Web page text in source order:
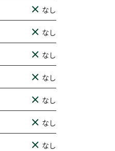
なし
なし
なし
なし
なし
なし
なし